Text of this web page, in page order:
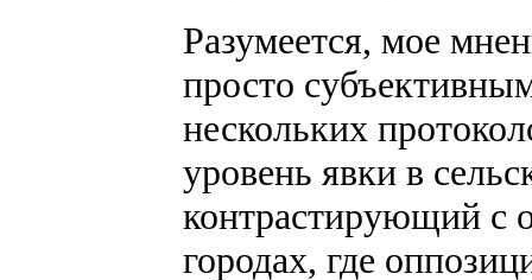
Разумеется, мое
просто
нескольких
уровень явки в
контрастирующий с
городах, где